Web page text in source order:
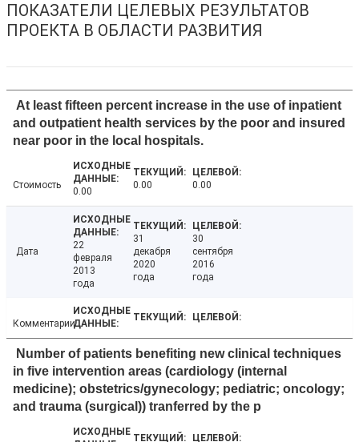
ПОКАЗАТЕЛИ ЦЕЛЕВЫХ РЕЗУЛЬТАТОВ
ПРОЕКТА В ОБЛАСТИ РАЗВИТИЯ
At least fifteen percent increase in the use of inpatient
and outpatient health services by the poor and insured
near poor in the local hospitals.
Стоимость
0.00
0.00 0.00
Дата
22
февраля
2013
года
31
декабря
2020
года
30
сентября
2016
года
Комментарии
Number of patients benefiting new clinical techniques
in five intervention areas (cardiology (internal
medicine); obstetrics/gynecology; pediatric; oncology;
and trauma (surgical)) tranferred by the p